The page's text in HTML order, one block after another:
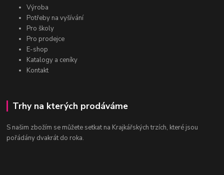
Výroba
Potřeby na vyšívání
Pro školy
Pro prodejce
E-shop
Katalogy a ceníky
Kontakt
Trhy na kterých prodáváme
S našim zbožím se můžete setkat na Krajkářských trzích, které jsou
pořádány dvakrát do roka.